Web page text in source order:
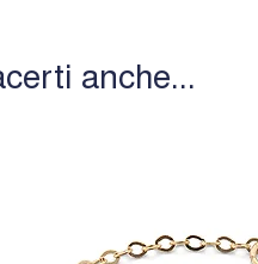
anche...